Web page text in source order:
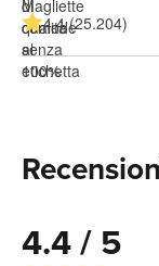
4.4 (25.204)
4.4 / 5